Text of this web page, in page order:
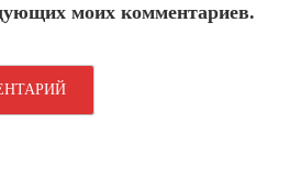
моих комментариев.